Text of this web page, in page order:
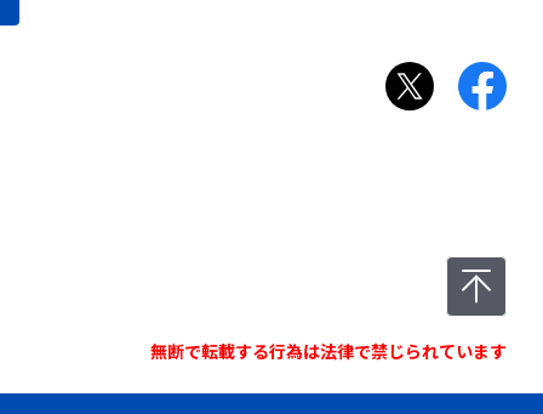
無断で転載する行為は法律で禁じられています